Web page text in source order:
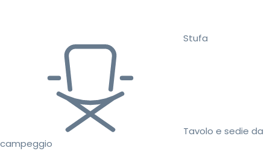
Stufa
Tavolo e sedie da
campeggio